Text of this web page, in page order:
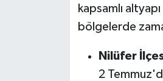
kapsamlı
bölgelerde
Nilüfer
2